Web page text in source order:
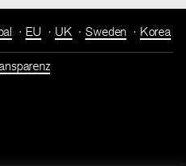
EU UK Sweden Korea